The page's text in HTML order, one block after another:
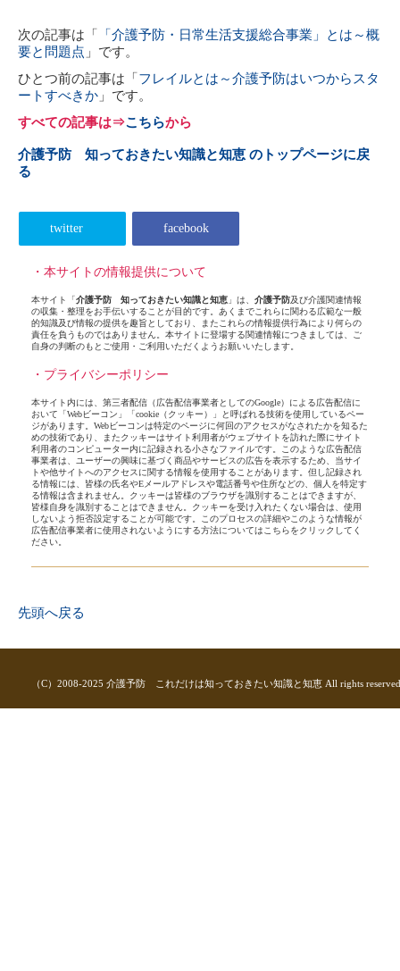
次の記事は「
「介護予防・日常生活支援総合事業」とは～概
要と問題点 」です。
ひとつ前の記事は「 フレイルとは～介護予防はいつからスタ
ートすべきか 」です。
すべての記事は⇒こちらから
介護予防 知っておきたい知識と知恵 のトップページに戻
る
twitter facebook
・本サイトの情報提供について
本サイト「介護予防 知っておきたい知識と知恵 」は、 介護予防及び介護関連情報
の収集・整理をお手伝いすることが目的です。あくまでこれらに関わる広範な一般
的知識及び情報の提供を趣旨としており、またこれらの情報提供行為により何らの
責任を負うものではありません。本サイトに登場する関連情報につきましては、ご
自身の判断のもとご使用・ご利用いただくようお願いいたします。
・プライバシーポリシー
本サイト内には、第三者配信（広告配信事業者としてのGoogle）による広告配信に
おいて「Webビーコン」「cookie（クッキー）」と呼ばれる技術を使用しているペー
ジがあります。Webビーコンは特定のページに何回のアクセスがなされたかを知るた
めの技術であり、またクッキーはサイト利用者がウェブサイトを訪れた際にサイト
利用者のコンピューター内に記録される小さなファイルです。このような広告配信
事業者は、ユーザーの興味に基づく商品やサービスの広告を表示するため、当サイ
トや他サイトへのアクセスに関する情報を使用することがあります。但し記録され
る情報には、皆様の氏名やEメールアドレスや電話番号や住所などの、個人を特定す
る情報は含まれません。クッキーは皆様のブラウザを識別することはできますが、
皆様自身を識別することはできません。クッキーを受け入れたくない場合は、使用
しないよう拒否設定することが可能です。このプロセスの詳細やこのような情報が
広告配信事業者に使用されないようにする方法については こちらをクリックしてく
ださい。
先頭へ戻る
（C）2008-2025 介護予防 これだけは知っておきたい知識と知恵 All rights